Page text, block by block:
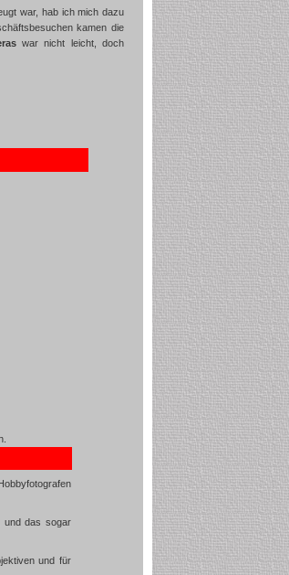
war, hab ich mich dazu
kamen die
war nicht leicht, doch
und das sogar
und für